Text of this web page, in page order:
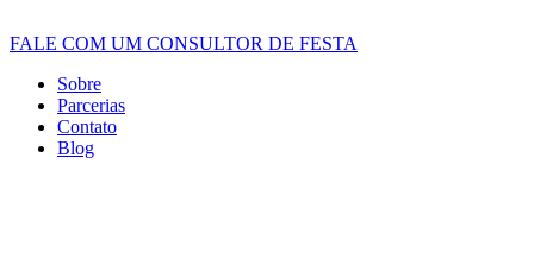
FALE COM UM CONSULTOR DE FESTA
Sobre
Parcerias
Contato
Blog